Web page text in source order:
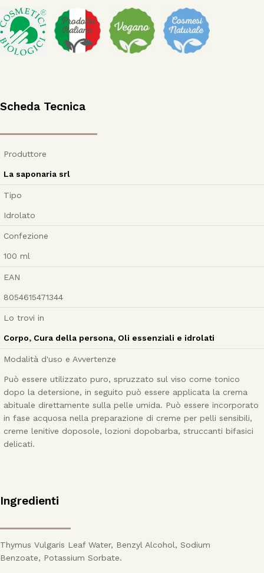
Scheda Tecnica
Produttore
La saponaria srl
Tipo
Idrolato
Confezione
100 ml
EAN
8054615471344
Lo trovi in
Corpo, Cura della persona, Oli essenziali e idrolati
Modalità d'uso e Avvertenze
Può essere utilizzato puro, spruzzato sul viso come tonico
dopo la detersione, in seguito può essere applicata la crema
abituale direttamente sulla pelle umida. Può essere incorporato
in fase acquosa nella preparazione di creme per pelli sensibili,
creme lenitive doposole, lozioni dopobarba, struccanti bifasici
delicati.
Ingredienti
Thymus Vulgaris Leaf Water, Benzyl Alcohol, Sodium
Benzoate, Potassium Sorbate.